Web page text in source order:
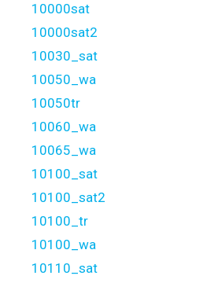
10000sat
10000sat2
10030_sat
10050_wa
10050tr
10060_wa
10065_wa
10100_sat
10100_sat2
10100_tr
10100_wa
10110_sat